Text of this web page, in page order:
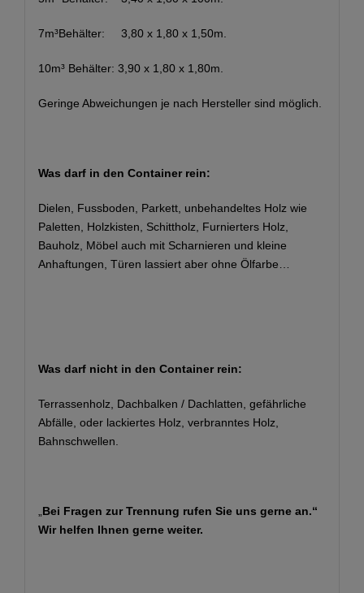
7m³Behälter: 3,80 x 1,80 x 1,50m.
10m³ Behälter: 3,90 x 1,80 x 1,80m.
Geringe Abweichungen je nach Hersteller sind möglich.
Was darf in den Container rein:
Dielen, Fussboden, Parkett, unbehandeltes Holz wie
Paletten, Holzkisten, Schittholz, Furnierters Holz,
Bauholz, Möbel auch mit Scharnieren und kleine
Anhaftungen, Türen lassiert aber ohne Ölfarbe…
Was darf nicht in den Container rein:
Terrassenholz, Dachbalken / Dachlatten, gefährliche
Abfälle, oder lackiertes Holz, verbranntes Holz,
Bahnschwellen.
Bei Fragen zur Trennung rufen Sie uns gerne an.“
Wir helfen Ihnen gerne weiter.